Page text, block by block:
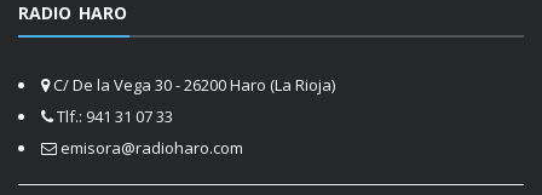
RADIO HARO
C/ De la Vega 30 - 26200 Haro (La Rioja)
Tlf.: 941 31 07 33
emisora@radioharo.com